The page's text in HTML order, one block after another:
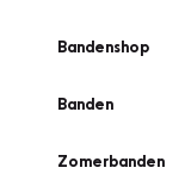
Bandenshop
Banden
Zomerbanden